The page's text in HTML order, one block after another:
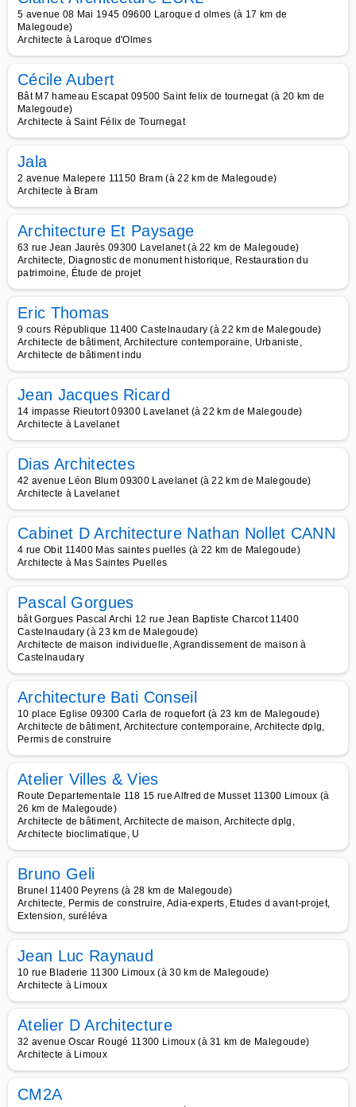
5 avenue 08 Mai 1945 09600 Laroque d olmes (à 17 km de
Malegoude)
Architecte à Laroque d'Olmes
Cécile Aubert
Bât M7 hameau Escapat 09500 Saint felix de tournegat (à 20 km de
Malegoude)
Architecte à Saint Félix de Tournegat
Jala
2 avenue Malepere 11150 Bram (à 22 km de Malegoude)
Architecte à Bram
Architecture Et Paysage
63 rue Jean Jaurès 09300 Lavelanet (à 22 km de Malegoude)
Architecte, Diagnostic de monument historique, Restauration du
patrimoine, Étude de projet
Eric Thomas
9 cours République 11400 Castelnaudary (à 22 km de Malegoude)
Architecte de bâtiment, Architecture contemporaine, Urbaniste,
Architecte de bâtiment indu
Jean Jacques Ricard
14 impasse Rieutort 09300 Lavelanet (à 22 km de Malegoude)
Architecte à Lavelanet
Dias Architectes
42 avenue Léon Blum 09300 Lavelanet (à 22 km de Malegoude)
Architecte à Lavelanet
Cabinet D Architecture Nathan Nollet CANN
4 rue Obit 11400 Mas saintes puelles (à 22 km de Malegoude)
Architecte à Mas Saintes Puelles
Pascal Gorgues
bât Gorgues Pascal Archi 12 rue Jean Baptiste Charcot 11400
Castelnaudary (à 23 km de Malegoude)
Architecte de maison individuelle, Agrandissement de maison à
Castelnaudary
Architecture Bati Conseil
10 place Eglise 09300 Carla de roquefort (à 23 km de Malegoude)
Architecte de bâtiment, Architecture contemporaine, Architecte dplg,
Permis de construire
Atelier Villes & Vies
Route Departementale 118 15 rue Alfred de Musset 11300 Limoux (à
26 km de Malegoude)
Architecte de bâtiment, Architecte de maison, Architecte dplg,
Architecte bioclimatique, U
Bruno Geli
Brunel 11400 Peyrens (à 28 km de Malegoude)
Architecte, Permis de construire, Adia-experts, Etudes d avant-projet,
Extension, suréléva
Jean Luc Raynaud
10 rue Bladerie 11300 Limoux (à 30 km de Malegoude)
Architecte à Limoux
Atelier D Architecture
32 avenue Oscar Rougé 11300 Limoux (à 31 km de Malegoude)
Architecte à Limoux
CM2A